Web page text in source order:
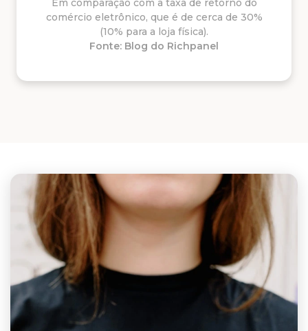
Em comparação com a taxa de retorno do
comércio eletrônico, que é de cerca de 30%
(10% para a loja física).
Fonte: Blog do Richpanel